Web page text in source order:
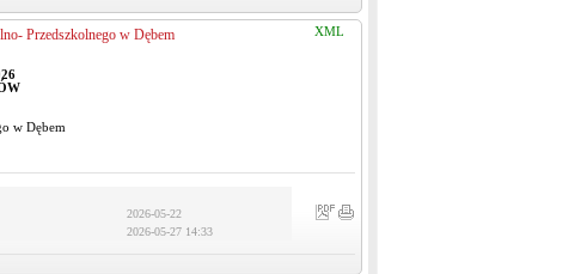
XML
Przedszkolnego w Dębem
w Dębem
2026-05-22
2026-05-27 14:33